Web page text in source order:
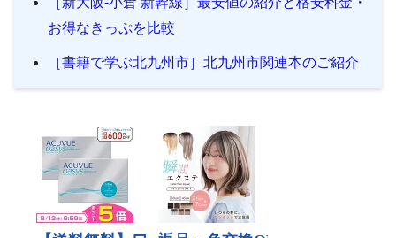
お得なきっぷを比較
［書籍で学ぶ北九州市］北九州市関連本のご紹介